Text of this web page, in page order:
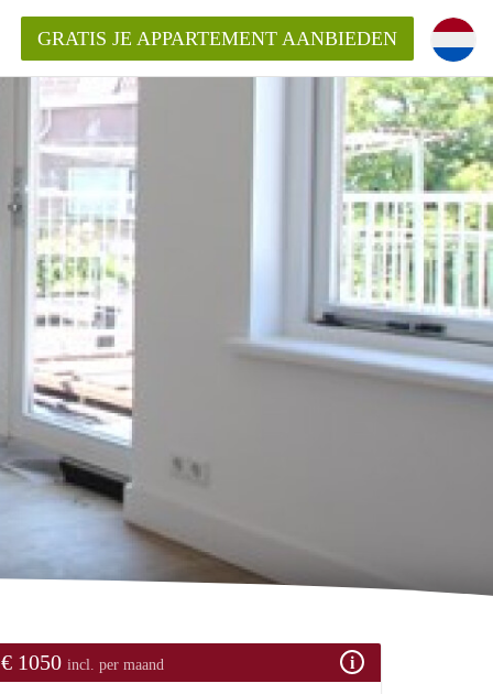
?
het aangeboden
GRATIS JE APPARTEMENT AANBIEDEN
€ 1050 incl. per maand